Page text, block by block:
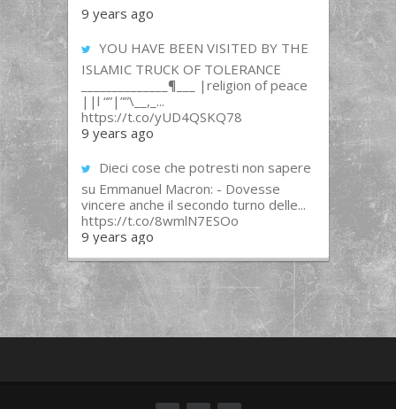
9 years ago
YOU HAVE BEEN VISITED BY THE
ISLAMIC TRUCK OF TOLERANCE
______________¶___ |religion of peace
||l “”|””\__,_...
https://t.co/yUD4QSKQ78
9 years ago
Dieci cose che potresti non sapere
su Emmanuel Macron: - Dovesse
vincere anche il secondo turno delle...
https://t.co/8wmlN7ESOo
9 years ago